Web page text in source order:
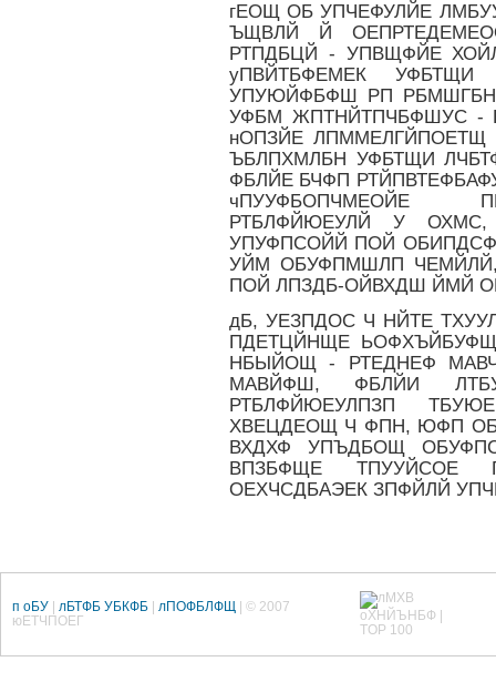
гЕОЩ ОБ УПЧЕФУЛЙЕ
ЪЩВЛЙ Й
РТПДБЦЙ - УПВЩФЙЕ
уПВЙТБФЕМЕК
УПУЮЙФБФШ РП
УФБМ ЖПТНЙТПЧБФШУС -
нОПЗЙЕ
ЪБЛПХМЛБН УФБТЩИ
ФБЛЙЕ БЧФП
чПУУФБОПЧМЕОЙЕ
РТБЛФЙЮЕУЛЙ У
УПУФПСОЙЙ ПОЙ
УЙМ ОБУФПМШЛП
ПОЙ ЛПЗДБ-ОЙВХДШ ЙМЙ
дБ, УЕЗПДОС Ч НЙТЕ
ПДЕТЦЙНЩЕ
НБЫЙОЩ - РТЕДНЕФ
МАВЙФШ, ФБЛЙИ
РТБЛФЙЮЕУЛПЗП
ХВЕЦДЕОЩ Ч ФПН, ЮФП
ВХДХФ УПЪДБОЩ
ВПЗБФЩЕ
ОЕХЧСДБАЭЕК ЗПФЙЛЙ
п оБУ | лБТФБ УБКФБ | лПОФБЛФЩ | © 2007
юЕТЧПОЕГ